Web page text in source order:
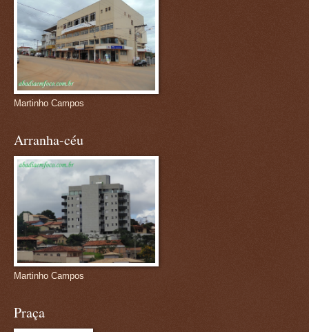
Martinho Campos
Arranha-céu
Martinho Campos
Praça